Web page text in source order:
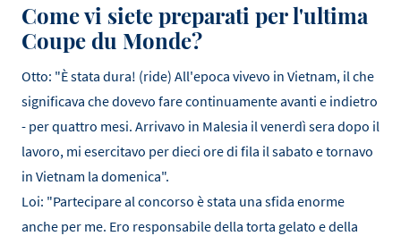
Come vi siete preparati per l'ultima
Coupe du Monde?
Otto: "È stata dura! (ride) All'epoca vivevo in Vietnam, il che
significava che dovevo fare continuamente avanti e indietro
- per quattro mesi. Arrivavo in Malesia il venerdì sera dopo il
lavoro, mi esercitavo per dieci ore di fila il sabato e tornavo
in Vietnam la domenica".
Loi: "Partecipare al concorso è stata una sfida enorme
anche per me. Ero responsabile della torta gelato e della